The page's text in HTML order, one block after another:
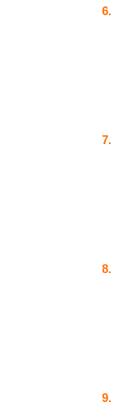
6.
7.
8.
9.